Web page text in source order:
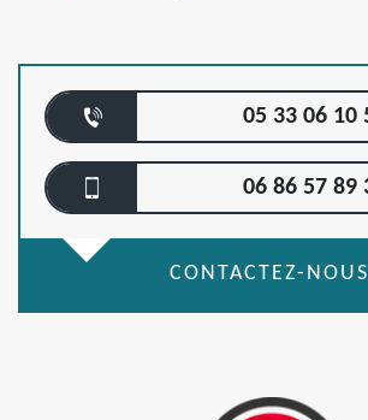
05 33 06 10
06 86 57 89
CONTACTEZ-NOUS